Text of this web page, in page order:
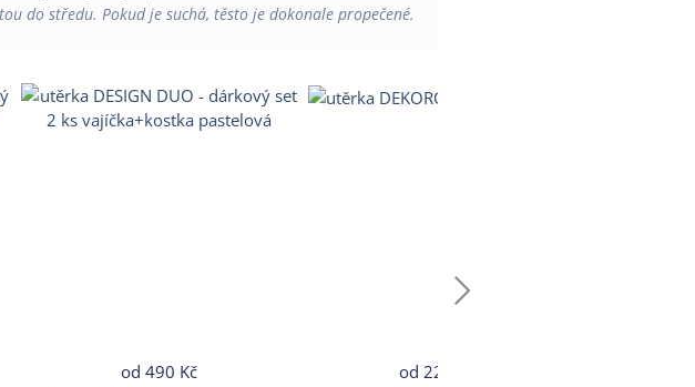
do středu. Pokud je suchá, těsto je dokonale propečené.
od490 Kč
od225 Kč